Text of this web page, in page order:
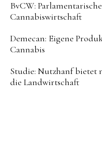
BvCW:
Cannabiswirtschaft
Demecan: Eigene
Cannabis
Studie: Nutzhanf bietet
die Landwirtschaft